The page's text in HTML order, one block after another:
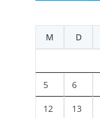
M
D
5 6
12 13